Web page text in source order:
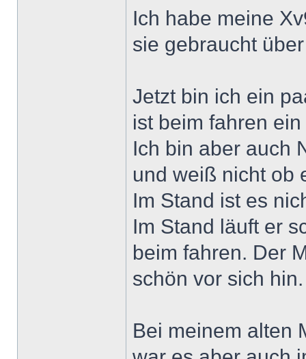
Ich habe meine
sie gebraucht
Jetzt bin ich ein
ist beim fahren
Ich bin aber auch
und weiß nicht ob
Im Stand ist es
Im Stand läuft er
beim fahren. Der
schön vor sich hin.
Bei meinem alten